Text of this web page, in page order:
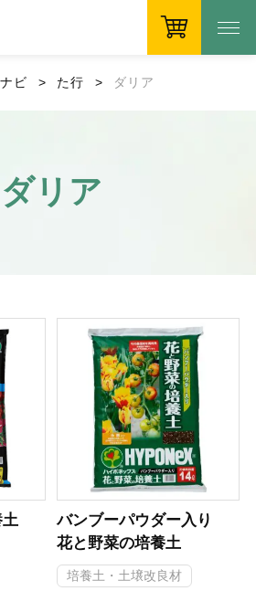
ビ た行 ダリア
ダリア
土
バンブーパウダー入り
花と野菜の培養土
培養土・土壌改良材